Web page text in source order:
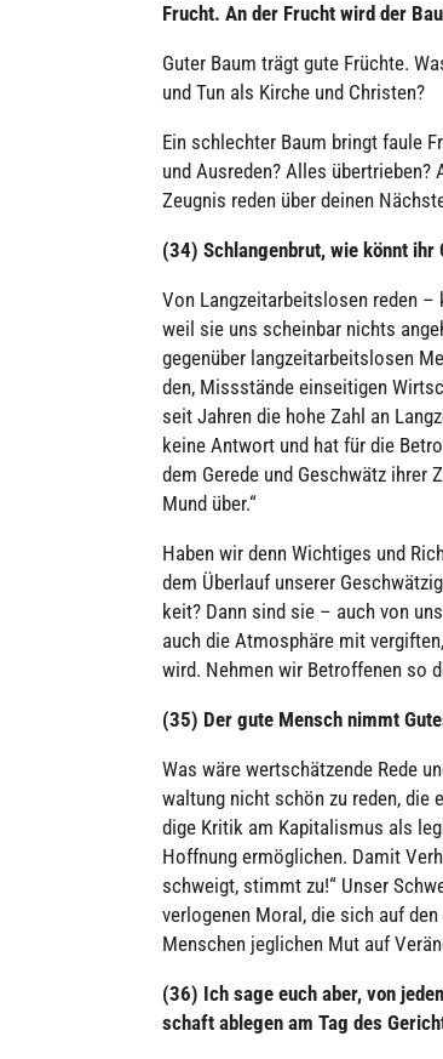
Frucht. An der Frucht wird der
Guter Baum trägt gute Früchte.
und Tun als Kirche und Christen?
Ein schlech­ter Baum bringt faule
und Ausreden? Alles
Zeugnis reden über deinen
(34) Schlan­gen­brut, wie könnt ihr
Von Lang­zeit­ar­beits­lo­sen reden –
weil sie uns schein­bar nichts
gegen­über lang­zeit­ar­beits­lo­sen
den, Miss­stände ein­sei­ti­gen
seit Jahren die hohe Zahl an
keine Antwort und hat für die
dem Gerede und Geschwätz ihrer
Mund über.“
Haben wir denn Wich­ti­ges und
dem Überlauf unserer
keit? Dann sind sie – auch von
auch die Atmo­sphäre mit
wird. Nehmen wir Betrof­fe­nen so
(35) Der gute Mensch nimmt
Was wäre wert­schät­zende Rede
wal­tung nicht schön zu reden,
dige Kritik am Kapi­ta­lis­mus als
Hoffnung ermög­li­chen. Damit
schweigt, stimmt zu!“ Unser
ver­lo­ge­nen Moral, die sich auf
Menschen jeg­li­chen Mut auf
(36) Ich sage euch aber, von
schaft ablegen am Tag des